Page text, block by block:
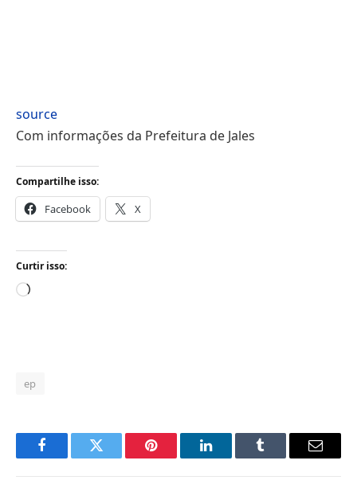
source
Com informações da Prefeitura de Jales
Compartilhe isso:
Facebook X
Curtir isso:
Carregando...
ep
FacebookTwitter Pinterest LinkedInTumblr Email